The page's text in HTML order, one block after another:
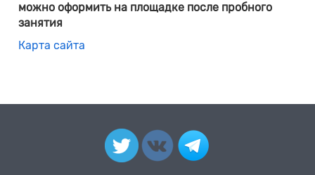
можно оформить на площадке после пробного
занятия
Карта сайта